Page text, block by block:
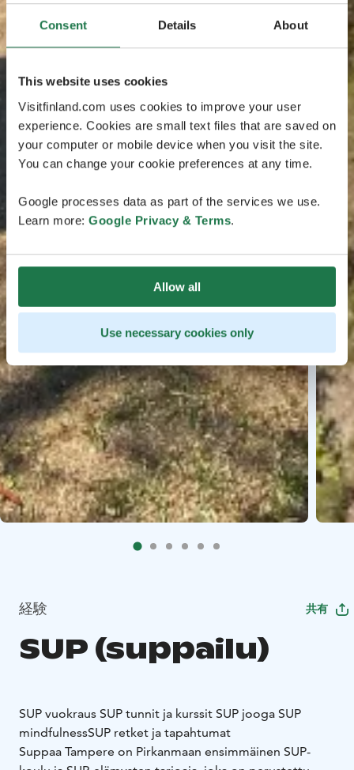
Consent Details About
This website uses cookies
Visitfinland.com uses cookies to improve your user
experience. Cookies are small text files that are saved on
your computer or mobile device when you visit the site.
You can change your cookie preferences at any time.
Google processes data as part of the services we use.
Learn more: Google Privacy & Terms.
Allow all
Use necessary cookies only
経験 共有
SUP (suppailu)
SUP vuokraus SUP tunnit ja kurssit SUP jooga SUP
mindfulnessSUP retket ja tapahtumat
Suppaa Tampere on Pirkanmaan ensimmäinen SUP-